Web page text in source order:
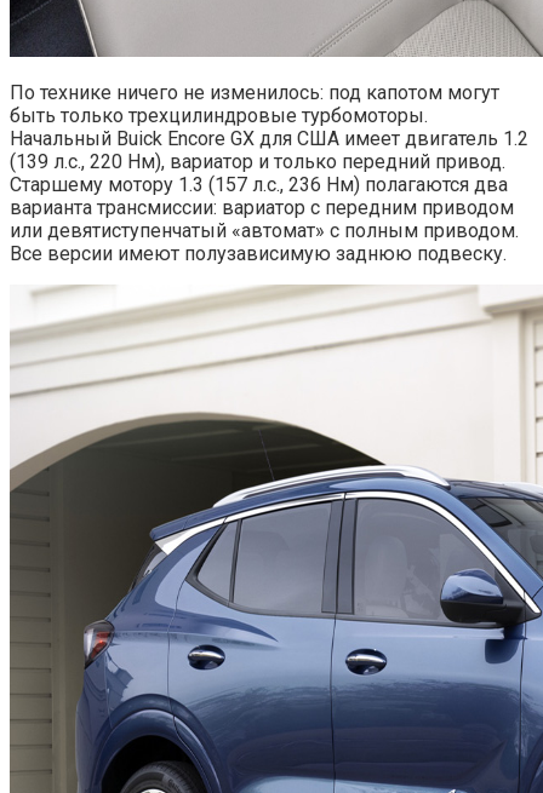
По технике ничего не изменилось: под капотом могут
быть только трехцилиндровые турбомоторы.
Начальный Buick Encore GX для США имеет двигатель 1.2
(139 л.с., 220 Нм), вариатор и только передний привод.
Старшему мотору 1.3 (157 л.с., 236 Нм) полагаются два
варианта трансмиссии: вариатор с передним приводом
или девятиступенчатый «автомат» с полным приводом.
Все версии имеют полузависимую заднюю подвеску.